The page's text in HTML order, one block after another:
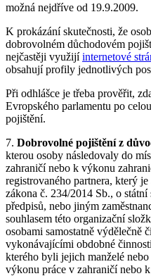
možná nejdříve od 19.9.2009.
K prokázání skutečnosti, že
dobrovolném důchodovém
nejčastěji využijíinternetové
obsahují profily jednotlivých
Při odhlášce je třeba prověřit,
Evropského parlamentu po
pojištění.
7. Dobrovolné pojištění z
kterou osoby následovaly do
zahraničí nebo k výkonu
registrovaného partnera, který
zákona č. 234/2014 Sb., o
předpisů, nebo jiným
souhlasem této organizační
osobami samostatně výdělečně
vykonávajícími obdobné
kterého byli jejich manželé
výkonu práce v zahraničí nebo